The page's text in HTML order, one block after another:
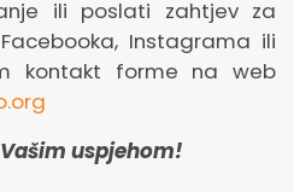
ili poslati zahtjev za
Instagrama ili
kontakt forme na web
uspjehom!